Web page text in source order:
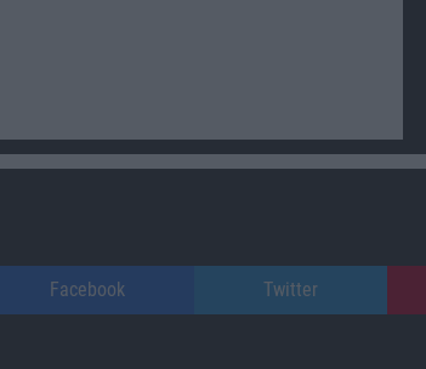
Facebook Twitter